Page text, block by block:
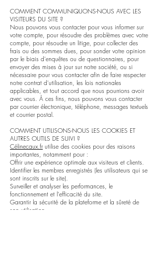
COMMENT COMMUNIQUONS-NOUS AVEC LES
VISITEURS DU SITE ?
Nous pouvons vous contacter pour vous informer sur
votre compte, pour résoudre des problèmes avec votre
compte, pour résoudre un litige, pour collecter des
frais ou des sommes dues, pour sonder votre opinion
par le biais d'enquêtes ou de questionnaires, pour
envoyer des mises à jour sur notre société, ou si
nécessaire pour vous contacter afin de faire respecter
notre contrat d'utilisation, les lois nationales
applicables, et tout accord que nous pourrions avoir
avec vous. À ces fins, nous pouvons vous contacter
par courrier électronique, téléphone, messages textuels
et courrier postal.
COMMENT UTILISONS-NOUS LES COOKIES ET
AUTRES OUTILS DE SUIVI ?
Célinecaux.fr utilise des cookies pour des raisons
importantes, notamment pour :
Offrir une expérience optimale aux visiteurs et clients.
Identifier les membres enregistrés (les utilisateurs qui se
sont inscrits sur le site).
Surveiller et analyser les performances, le
fonctionnement et l'efficacité du site.
Garantir la sécurité de la plateforme et la sûreté de
son utilisation.